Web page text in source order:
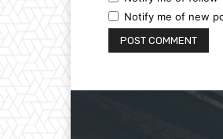
Notify me of new